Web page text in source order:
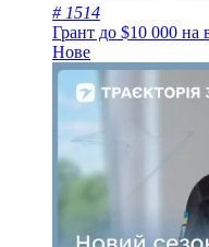
# 1514
Грант до $10 000 на
Нове